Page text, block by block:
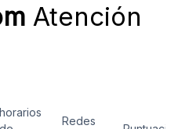
Atención
horarios
Redes